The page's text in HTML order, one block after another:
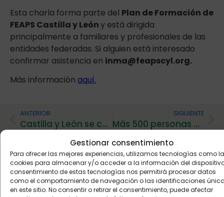
Gestionar consentimiento
Para ofrecer las mejores experiencias, utilizamos tecnologías como
cookies para almacenar y/o acceder a la información del
consentimiento de estas tecnologías nos permitirá procesar datos
como el comportamiento de navegación o las identificaciones
en este sitio. No consentir o retirar el consentimiento, puede afectar
Esta charla forma parte del Plan de Formación de
FEAPS Castilla y Leóny está dirigida
principalmente a familiares y profesionales de las
entidades federadas. Si alguien está interesado
confirmar asistencia en inma@feapscyl.org.
Más información aquí.
ANTERIOR
Castilla y León se consolida en la élite
SIGUIENTE
Más 500 personas con discapacidad intelectual de la región podrán disfrutar de sus vacaciones
Buzón de
sugerencias: